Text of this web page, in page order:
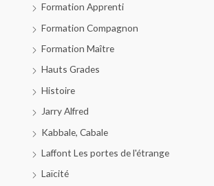
Formation Apprenti
Formation Compagnon
Formation Maître
Hauts Grades
Histoire
Jarry Alfred
Kabbale, Cabale
Laffont Les portes de l'étrange
Laïcité